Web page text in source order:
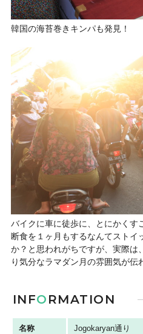
韓国の海苔巻きキンパも発見！
バイクに車に徒歩に、とにかくす
断食を１ヶ月もするなんてストイ
か？と思われがちですが、実際は
り気分なラマダン月の雰囲気が伝
INFO RMATION
名称 Jogokaryan通り